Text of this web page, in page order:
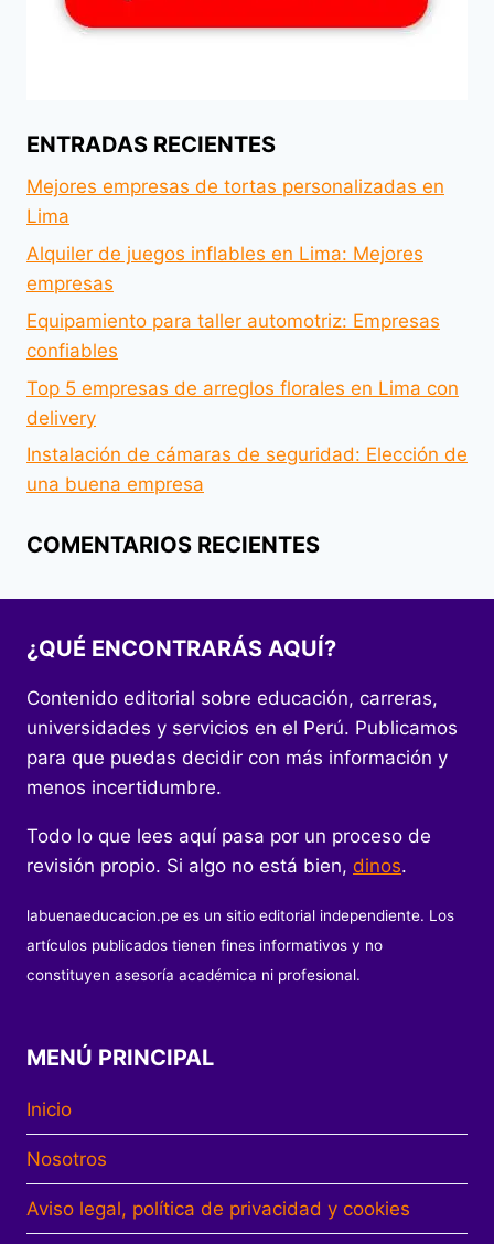
ENTRADAS RECIENTES
Mejores empresas de tortas personalizadas en
Lima
Alquiler de juegos inflables en Lima: Mejores
empresas
Equipamiento para taller automotriz: Empresas
confiables
Top 5 empresas de arreglos florales en Lima con
delivery
Instalación de cámaras de seguridad: Elección de
una buena empresa
COMENTARIOS RECIENTES
¿QUÉ ENCONTRARÁS AQUÍ?
Contenido editorial sobre educación, carreras,
universidades y servicios en el Perú. Publicamos
para que puedas decidir con más información y
menos incertidumbre.
Todo lo que lees aquí pasa por un proceso de
revisión propio. Si algo no está bien, dinos.
labuenaeducacion.pe es un sitio editorial independiente. Los
artículos publicados tienen fines informativos y no
constituyen asesoría académica ni profesional.
MENÚ PRINCIPAL
Inicio
Nosotros
Aviso legal, política de privacidad y cookies